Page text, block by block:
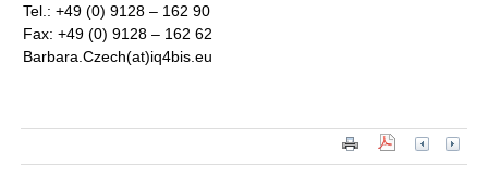
Tel.: +49 (0) 9128 – 162 90
Fax: +49 (0) 9128 – 162 62
Barbara.Czech(at)iq4bis.eu